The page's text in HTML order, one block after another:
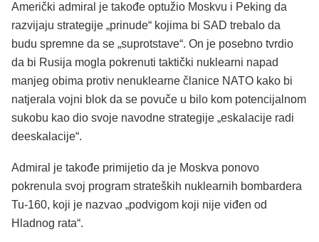
Američki admiral je takođe optužio Moskvu i Peking da
razvijaju strategije „prinude“ kojima bi SAD trebalo da
budu spremne da se „suprotstave“. On je posebno tvrdio
da bi Rusija mogla pokrenuti taktički nuklearni napad
manjeg obima protiv nenuklearne članice NATO kako bi
natjerala vojni blok da se povuče u bilo kom potencijalnom
sukobu kao dio svoje navodne strategije „eskalacije radi
deeskalacije“.
Admiral je takođe primijetio da je Moskva ponovo
pokrenula svoj program strateških nuklearnih bombardera
Tu-160, koji je nazvao „podvigom koji nije viđen od
Hladnog rata“.